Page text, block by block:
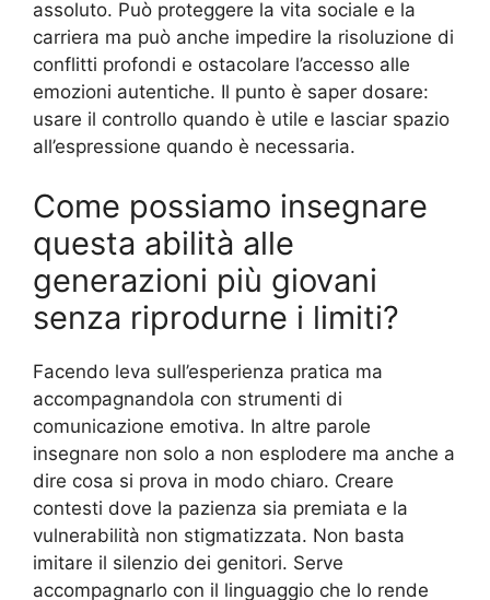
assoluto. Può proteggere la vita sociale e la
carriera ma può anche impedire la risoluzione di
conflitti profondi e ostacolare l’accesso alle
emozioni autentiche. Il punto è saper dosare:
usare il controllo quando è utile e lasciar spazio
all’espressione quando è necessaria.
Come possiamo insegnare
questa abilità alle
generazioni più giovani
senza riprodurne i limiti?
Facendo leva sull’esperienza pratica ma
accompagnandola con strumenti di
comunicazione emotiva. In altre parole
insegnare non solo a non esplodere ma anche a
dire cosa si prova in modo chiaro. Creare
contesti dove la pazienza sia premiata e la
vulnerabilità non stigmatizzata. Non basta
imitare il silenzio dei genitori. Serve
accompagnarlo con il linguaggio che lo rende